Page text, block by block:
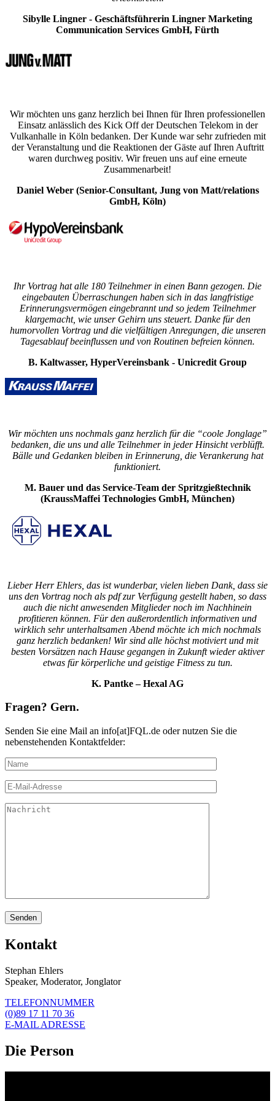
Sibylle Lingner - Geschäftsführerin Lingner Marketing
Communication Services GmbH, Fürth
Wir möchten uns ganz herzlich bei Ihnen für Ihren professionellen
Einsatz anlässlich des Kick Off der Deutschen Telekom in der
Vulkanhalle in Köln bedanken. Der Kunde war sehr zufrieden mit
der Veranstaltung und die Reaktionen der Gäste auf Ihren Auftritt
waren durchweg positiv. Wir freuen uns auf eine erneute
Zusammenarbeit!
Daniel Weber (Senior-Consultant, Jung von Matt/relations
GmbH, Köln)
Ihr Vortrag hat alle 180 Teilnehmer in einen Bann gezogen. Die
eingebauten Überraschungen haben sich in das langfristige
Erinnerungsvermögen eingebrannt und so jedem Teilnehmer
klargemacht, wie unser Gehirn uns steuert. Danke für den
humorvollen Vortrag und die vielfältigen Anregungen, die unseren
Tagesablauf beeinflussen und von Routinen befreien können.
B. Kaltwasser, HyperVereinsbank - Unicredit Group
Wir möchten uns nochmals ganz herzlich für die “coole Jonglage”
bedanken, die uns und alle Teilnehmer in jeder Hinsicht verblüfft.
Bälle und Gedanken bleiben in Erinnerung, die Verankerung hat
funktioniert.
M. Bauer und das Service-Team der Spritzgießtechnik
(KraussMaffei Technologies GmbH, München)
Lieber Herr Ehlers, das ist wunderbar, vielen lieben Dank, dass sie
uns den Vortrag noch als pdf zur Verfügung gestellt haben, so dass
auch die nicht anwesenden Mitglieder noch im Nachhinein
profitieren können. Für den außerordentlich informativen und
wirklich sehr unterhaltsamen Abend möchte ich mich nochmals
ganz herzlich bedanken! Wir sind alle höchst motiviert und mit
besten Vorsätzen nach Hause gegangen in Zukunft wieder aktiver
etwas für körperliche und geistige Fitness zu tun.
K. Pantke – Hexal AG
Fragen? Gern.
Senden Sie eine Mail an info[at]FQL.de oder nutzen Sie die
nebenstehenden Kontaktfelder:
Kontakt
Stephan Ehlers
Speaker, Moderator, Jonglator
TELEFONNUMMER
(0)89 17 11 70 36
E-MAIL ADRESSE
Die Person